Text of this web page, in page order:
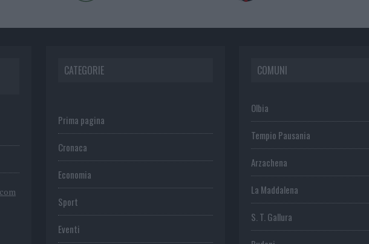
CATEGORIE
Prima pagina
Cronaca
Economia
Sport
Eventi
COMUNI
Olbia
Tempio Pausania
Arzachena
La Maddalena
S. T. Gallura